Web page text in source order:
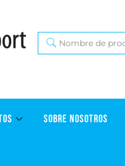
SOBRE NOSOTROS